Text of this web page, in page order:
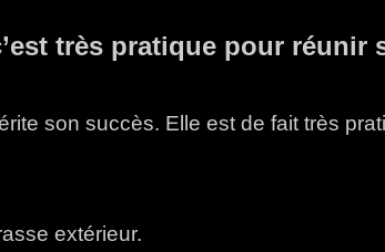
très pratique pour réunir
son succès. Elle est de fait très
extérieur.